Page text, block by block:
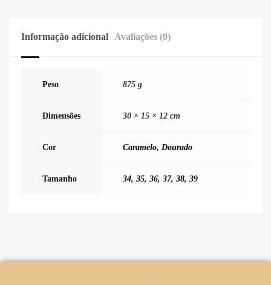
Informação adicional Avaliações (0)
Peso 875 g
Dimensões 30 × 15 × 12 cm
Cor Caramelo, Dourado
Tamanho 34, 35, 36, 37, 38, 39